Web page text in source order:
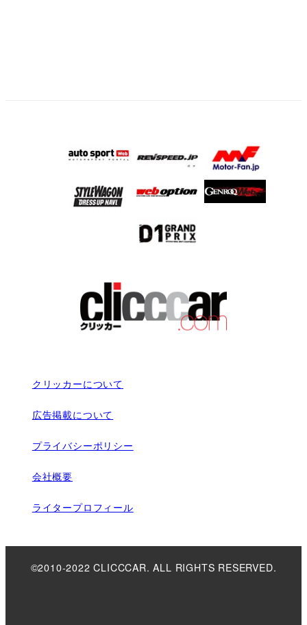
クリッカーについて
広告掲載について
プライバシーポリシー
会社概要
ライタープロフィール
©2010-2022 CLICCCAR. ALL RIGHTS RESERVED.